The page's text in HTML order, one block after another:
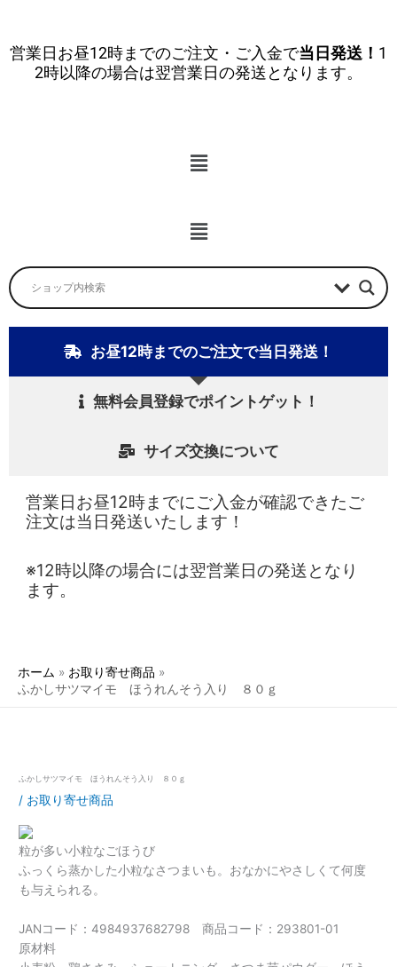
営業日お昼12時までのご注文・ご入金で当日発送！ 1
2時以降の場合は翌営業日の発送となります。
メ
ニ
メ
ニ
ュ
お昼12時までのご注文で当日発送！
無料会員登録でポイントゲット！
サイズ交換について
営業日お昼12時までにご入金が確認できたご
注文は当日発送いたします！
※12時以降の場合には翌営業日の発送となり
ます。
ホーム
お取り寄せ商品
ふかしサツマイモ ほうれんそう入り ８０ｇ
ふかしサツマイモ ほうれんそう入り ８０ｇ
/ お取り寄せ商品
粒が多い小粒なごほうび
ふっくら蒸かした小粒なさつまいも。おなかにやさしくて何度
も与えられる。
JANコード：4984937682798 商品コード：293801-01
原材料